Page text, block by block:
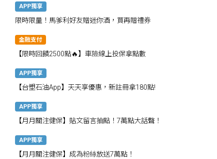
APP獨享
限時限量！馬爹利好友贈迷你酒，買再贈禮券
金融支付
【限時回饋2500點🔥】車險線上投保拿點數
APP獨享
【台塑石油App】天天享優惠，新註冊拿180點!
APP獨享
【月月關注健保】貼文留言抽點！7萬點大話聲！
APP獨享
【月月關注健保】成為粉絲放送7萬點！